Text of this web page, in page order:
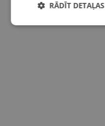
RĀDĪT DETAĻAS